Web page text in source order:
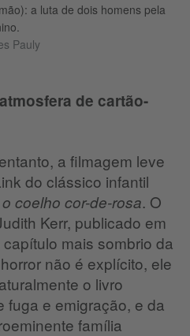
a luta de dois homens pela
Pauly
de cartão-
a filmagem leve
do clássico infantil
coelho cor-de-rosa. O
Kerr, publicado em
mais sombrio da
não é explícito, ele
o livro
fuga e emigração, e da
família